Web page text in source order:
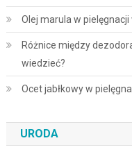
Olej marula w
Różnice między
wiedzieć?
Ocet jabłkowy w
URODA